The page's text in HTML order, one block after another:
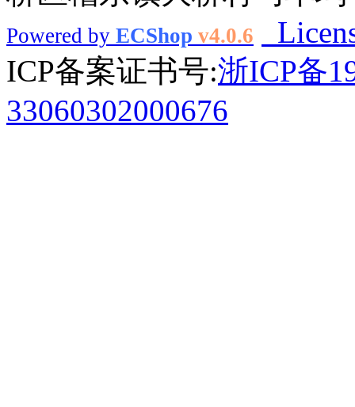
Powered by ECShop v4.0.6
ICP备案证书号:浙ICP备
33060302000676